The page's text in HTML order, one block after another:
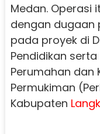
Medan. Operasi
dengan dugaan
pada proyek di
Pendidikan serta
Perumahan dan
Permukiman
Kabupaten